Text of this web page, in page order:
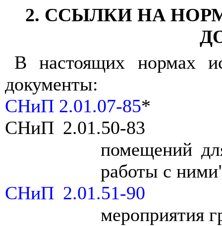
2. ССЫЛКИ НА
В настоящих нормах
документы:
СНиП 2.01.07-85*
СНиП 2.01.50-83
помещений
работы с
СНиП 2.01.51-90
мероприятия